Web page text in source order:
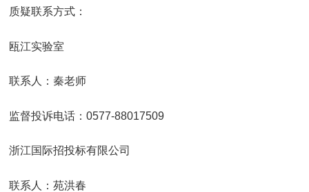
质疑联系方式：
瓯江实验室
联系人：秦老师
监督投诉电话：0577-88017509
浙江国际招投标有限公司
联系人：苑洪春